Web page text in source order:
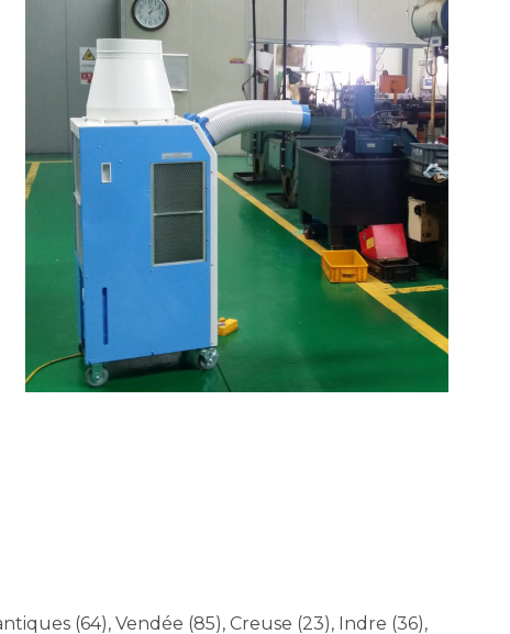
(64), Vendée (85), Creuse (23), Indre (36),